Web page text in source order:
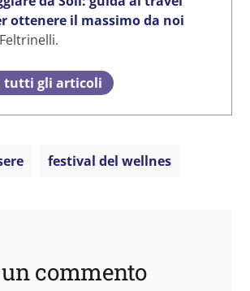
ottenere il massimo da noi
tutti gli articoli
festival del wellnes
commento